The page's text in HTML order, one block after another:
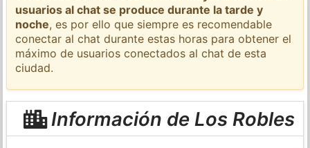
usuarios al chat se produce durante la tarde y
noche, es por ello que siempre es recomendable
conectar al chat durante estas horas para obtener el
máximo de usuarios conectados al chat de esta
ciudad.
Información de Los Robles